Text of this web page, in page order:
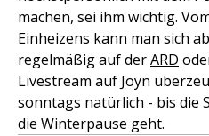
machen, sei ihm wichtig.
Einheizens kann man sich
regelmäßig auf derARD
Livestream auf Joyn
sonntags natürlich - bis die
die Winterpause geht.